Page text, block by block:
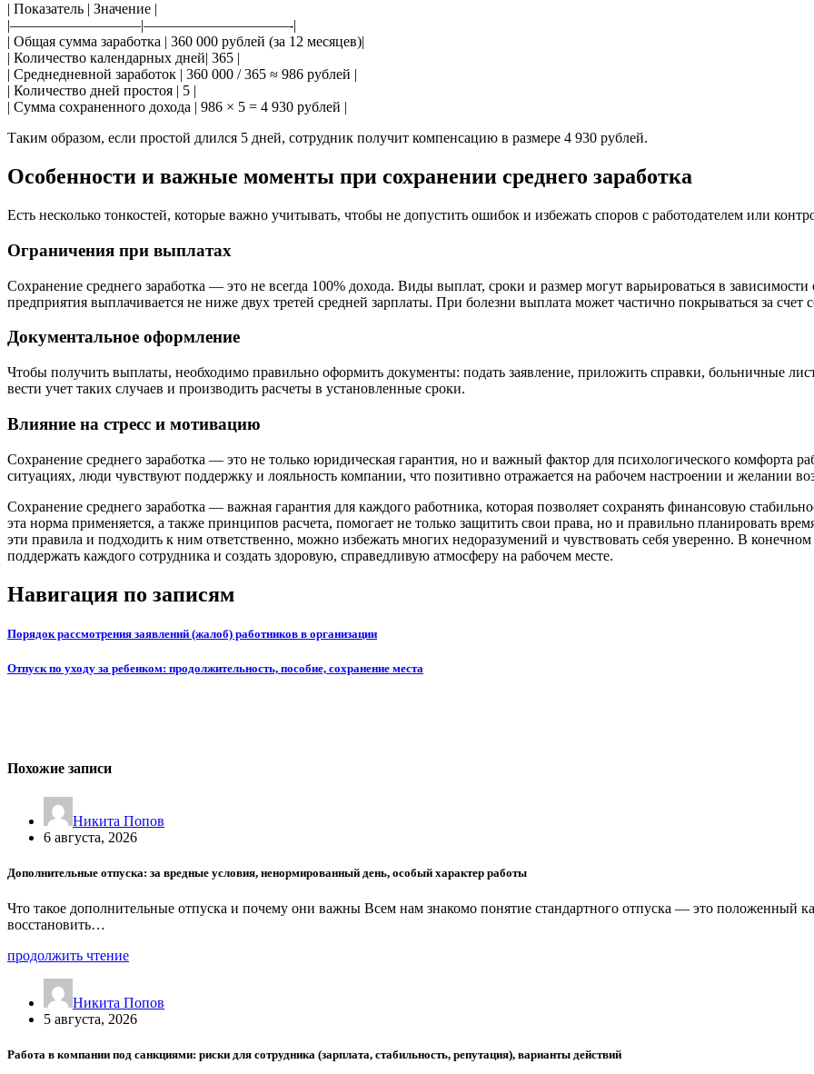
| Показатель | Значение |
|—————————|——————————-|
| Общая сумма заработка | 360 000 рублей (за 12 месяцев)|
| Количество календарных дней| 365 |
| Среднедневной заработок | 360 000 / 365 ≈ 986 рублей |
| Количество дней простоя | 5 |
| Сумма сохраненного дохода | 986 × 5 = 4 930 рублей |
Таким образом, если простой длился 5 дней, сотрудник получит компенсацию в размере 4 930 рублей.
Особенности и важные моменты при сохранении среднего заработка
Есть несколько тонкостей, которые важно учитывать, чтобы не допустить ошибок и избежать споров с работодателем или
Ограничения при выплатах
Сохранение среднего заработка — это не всегда 100% дохода. Виды выплат, сроки и размер могут варьироваться в
предприятия выплачивается не ниже двух третей средней зарплаты. При болезни выплата может частично покрываться за счет
Документальное оформление
Чтобы получить выплаты, необходимо правильно оформить документы: подать заявление, приложить справки, больничные
вести учет таких случаев и производить расчеты в установленные сроки.
Влияние на стресс и мотивацию
Сохранение среднего заработка — это не только юридическая гарантия, но и важный фактор для психологического комфорта
ситуациях, люди чувствуют поддержку и лояльность компании, что позитивно отражается на рабочем настроении и желании
Сохранение среднего заработка — важная гарантия для каждого работника, которая позволяет сохранять финансовую
эта норма применяется, а также принципов расчета, помогает не только защитить свои права, но и правильно планировать
эти правила и подходить к ним ответственно, можно избежать многих недоразумений и чувствовать себя уверенно. В
поддержать каждого сотрудника и создать здоровую, справедливую атмосферу на рабочем месте.
Навигация по записям
Порядок рассмотрения заявлений (жалоб) работников в организации
Отпуск по уходу за ребенком: продолжительность, пособие, сохранение места
Похожие записи
Никита Попов
6 августа, 2026
Дополнительные отпуска: за вредные условия, ненормированный день, особый характер работы
Что такое дополнительные отпуска и почему они важны Всем нам знакомо понятие стандартного отпуска — это положенный
восстановить…
продолжить чтение
Никита Попов
5 августа, 2026
Работа в компании под санкциями: риски для сотрудника (зарплата, стабильность, репутация), варианты действий